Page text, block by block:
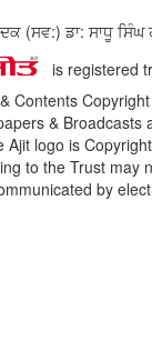
(ਸਵ:) ਡਾ: ਸਾਧੂ
is registered
Contents
&
Ajit logo is
to the Trust
by